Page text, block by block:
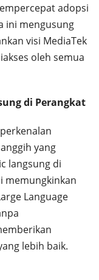
adopsi
ini mengusung
visi MediaTek
oleh semua
di Perangkat
yang
langsung di
memungkinkan
Language
lebih baik.